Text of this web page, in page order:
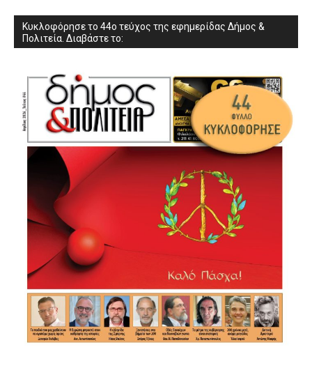
Κυκλοφόρησε το 44ο τεύχος της εφημερίδας Δήμος &
Πολιτεία. Διαβάστε το: